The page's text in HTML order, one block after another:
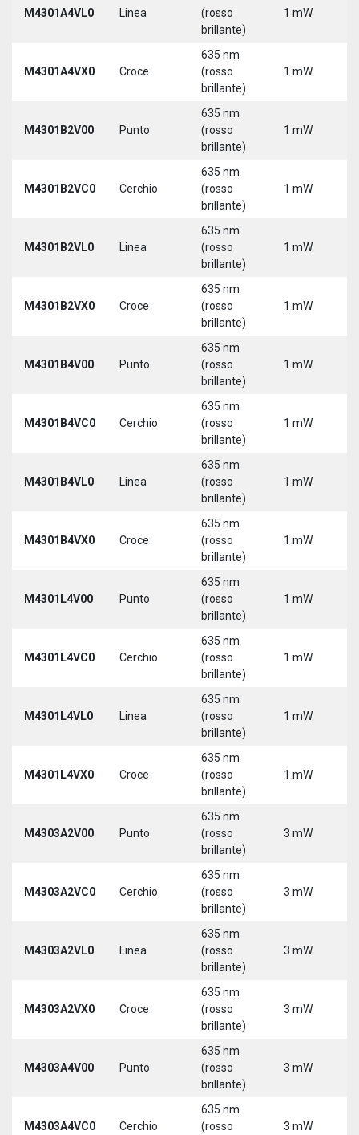
M4301A4VL0 Linea
(rosso
brillante)
1 mW
M4301A4VX0 Croce
635 nm
(rosso
brillante)
1 mW
M4301B2V00 Punto
635 nm
(rosso
brillante)
1 mW
M4301B2VC0 Cerchio
635 nm
(rosso
brillante)
1 mW
M4301B2VL0 Linea
635 nm
(rosso
brillante)
1 mW
M4301B2VX0 Croce
635 nm
(rosso
brillante)
1 mW
M4301B4V00 Punto
635 nm
(rosso
brillante)
1 mW
M4301B4VC0 Cerchio
635 nm
(rosso
brillante)
1 mW
M4301B4VL0 Linea
635 nm
(rosso
brillante)
1 mW
M4301B4VX0 Croce
635 nm
(rosso
brillante)
1 mW
M4301L4V00 Punto
635 nm
(rosso
brillante)
1 mW
M4301L4VC0 Cerchio
635 nm
(rosso
brillante)
1 mW
M4301L4VL0 Linea
635 nm
(rosso
brillante)
1 mW
M4301L4VX0 Croce
635 nm
(rosso
brillante)
1 mW
M4303A2V00 Punto
635 nm
(rosso
brillante)
3 mW
M4303A2VC0 Cerchio
635 nm
(rosso
brillante)
3 mW
M4303A2VL0 Linea
635 nm
(rosso
brillante)
3 mW
M4303A2VX0 Croce
635 nm
(rosso
brillante)
3 mW
M4303A4V00 Punto
635 nm
(rosso
brillante)
3 mW
M4303A4VC0 Cerchio
635 nm
(rosso
3 mW